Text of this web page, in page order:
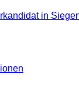
in